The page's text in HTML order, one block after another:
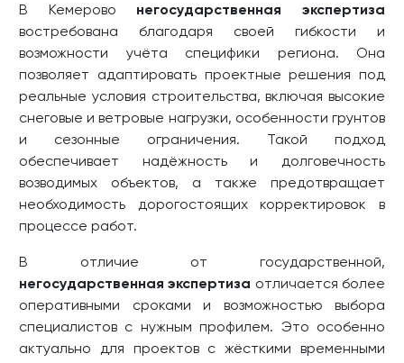
В Кемерово негосударственная экспертиза
востребована благодаря своей гибкости и
возможности учёта специфики региона. Она
позволяет адаптировать проектные решения под
реальные условия строительства, включая высокие
снеговые и ветровые нагрузки, особенности грунтов
и сезонные ограничения. Такой подход
обеспечивает надёжность и долговечность
возводимых объектов, а также предотвращает
необходимость дорогостоящих корректировок в
процессе работ.
В отличие от государственной,
негосударственная экспертиза отличается более
оперативными сроками и возможностью выбора
специалистов с нужным профилем. Это особенно
актуально для проектов с жёсткими временными